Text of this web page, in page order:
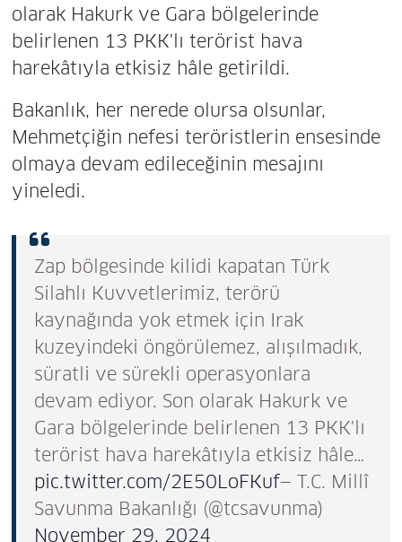
olarak Hakurk ve Gara bölgelerinde
belirlenen 13 PKK'lı terörist hava
harekâtıyla etkisiz hâle getirildi.
Bakanlık, her nerede olursa olsunlar,
Mehmetçiğin nefesi teröristlerin ensesinde
olmaya devam edileceğinin mesajını
yineledi.
Zap bölgesinde kilidi kapatan Türk
Silahlı Kuvvetlerimiz, terörü
kaynağında yok etmek için Irak
kuzeyindeki öngörülemez, alışılmadık,
süratli ve sürekli operasyonlara
devam ediyor. Son olarak Hakurk ve
Gara bölgelerinde belirlenen 13 PKK'lı
terörist hava harekâtıyla etkisiz hâle…
pic.twitter.com/2E50LoFKuf— T.C. Millî
Savunma Bakanlığı (@tcsavunma)
November 29, 2024